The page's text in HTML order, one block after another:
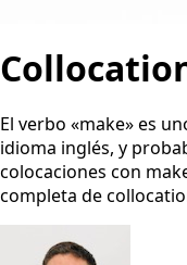
El verbo «make» es
idioma inglés, y
colocaciones con
completa de